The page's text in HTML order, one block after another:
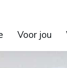
Voor jou